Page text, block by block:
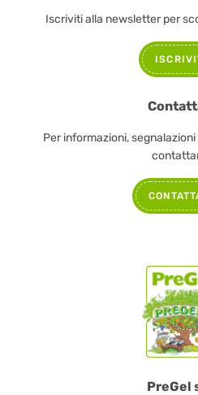
PreGel
Iscriviti alla newsletter per
Per informazioni,